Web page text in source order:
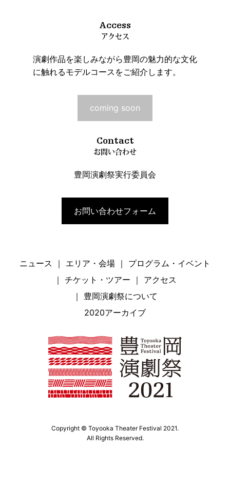
Access
アクセス
演劇作品を楽しみながら豊岡の魅力的な文化
に触れるモデルコースをご紹介します。
coming soon
Contact
お問い合わせ
豊岡演劇祭実行委員会
お問い合わせフォーム
ニュース エリア・会場
プログラム・イベント
チケット・ツアー
アクセス
豊岡演劇祭について
2020アーカイブ
Copyright © Toyooka Theater Festival 2021.
All Rights Reserved.